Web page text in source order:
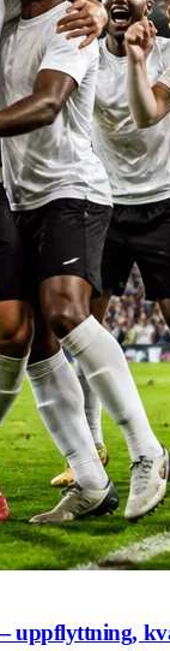
uppflyttning,